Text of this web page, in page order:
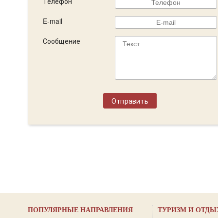
E-mail
Сообщение
ПОПУЛЯРНЫЕ НАПРАВЛЕНИЯ ТУРИЗМ И